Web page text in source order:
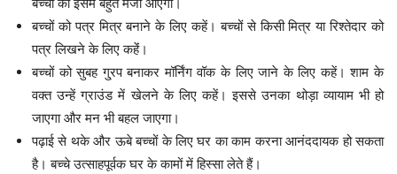
बच्चों को इसमें बहुत मजा आएगा।
बच्चों को पत्र मित्र बनाने के लिए कहें। बच्चों से किसी मित्र या रिश्तेदार को
पत्र लिखने के लिए कहेंं।
बच्चों को सुबह गु्रप बनाकर मॉर्निंग वॉक के लिए जाने के लिए कहें। शाम के
वक्त उन्हें ग्राउंड में खेलने के लिए कहें। इससे उनका थोड़ा व्यायाम भी हो
जाएगा और मन भी बहल जाएगा।
पढ़ाई से थके और ऊबे बच्चों के लिए घर का काम करना आनंददायक हो सकता
है। बच्चे उत्साहपूर्वक घर के कामों में हिस्सा लेते हैं।